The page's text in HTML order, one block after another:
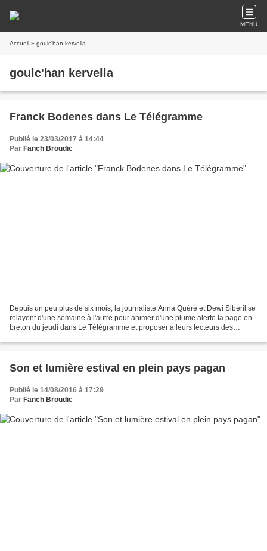
MENU
Accueil » goulc'han kervella
goulc'han kervella
Franck Bodenes dans Le Télégramme
Publié le 23/03/2017 à 14:44
Par Fanch Broudic
Depuis un peu plus de six mois, la journaliste Anna Quéré et Dewi Siberil se
relayent d'une semaine à l'autre pour animer d'une plume alerte la page en
breton du jeudi dans Le Télégramme et proposer à leurs lecteurs des
Son et lumière estival en plein pays pagan
Publié le 14/08/2016 à 17:29
Par Fanch Broudic